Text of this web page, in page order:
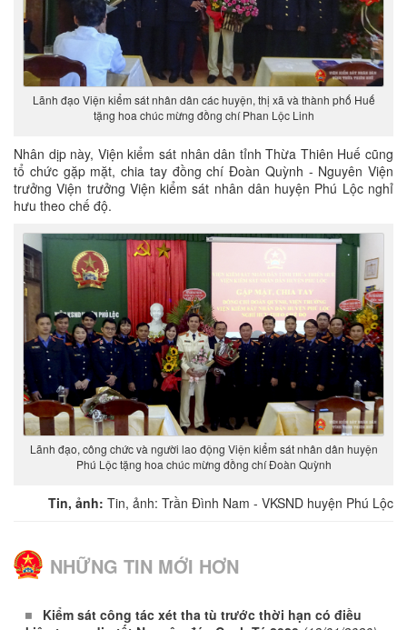
Lãnh đạo Viện kiểm sát nhân dân các huyện, thị xã và thành phố Huế
tặng hoa chúc mừng đồng chí Phan Lộc Linh
Nhân dịp này, Viện kiểm sát nhân dân tỉnh Thừa Thiên Huế cũng
tổ chức gặp mặt, chia tay đồng chí Đoàn Quỳnh - Nguyên Viện
trưởng Viện trưởng Viện kiểm sát nhân dân huyện Phú Lộc nghỉ
hưu theo chế độ.
Lãnh đạo, công chức và người lao động Viện kiểm sát nhân dân huyện
Phú Lộc tặng hoa chúc mừng đồng chí Đoàn Quỳnh
Tin, ảnh: Tin, ảnh: Trần Đình Nam - VKSND huyện Phú Lộc
NHỮNG TIN MỚI HƠN
Kiểm sát công tác xét tha tù trước thời hạn có điều